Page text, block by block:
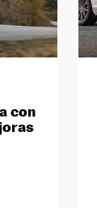
con